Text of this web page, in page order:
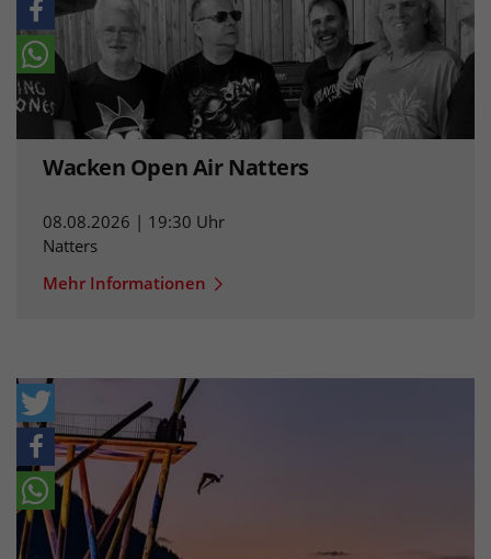
Wacken Open Air Natters
08.08.2026 | 19:30 Uhr
Natters
Mehr Informationen